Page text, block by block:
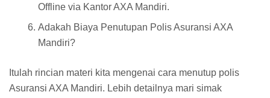
Offline via Kantor AXA Mandiri.
Adakah Biaya Penutupan Polis Asuransi AXA
Mandiri?
Itulah rincian materi kita mengenai cara menutup polis
Asuransi AXA Mandiri. Lebih detailnya mari simak